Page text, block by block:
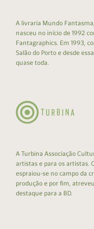
A livraria Mundo
nasceu no início de 1992
Fantagraphics. Em 1993,
Salão do Porto e desde
quase toda.
A Turbina Associação
artistas e para os artistas.
espraiou-se no campo da
produção e por fim,
destaque para a BD.